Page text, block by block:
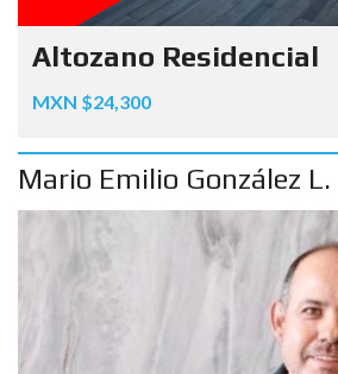
Altozano Residencial
MXN $24,300
Mario Emilio González L.